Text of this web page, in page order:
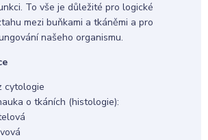
To vše je důležité pro logické
mezi buňkami a tkáněmi a pro
našeho organismu.
cytologie
o tkáních (histologie):